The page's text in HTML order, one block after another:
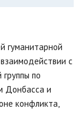
гуманитарной
с
по
Донбасса и
конфликта,